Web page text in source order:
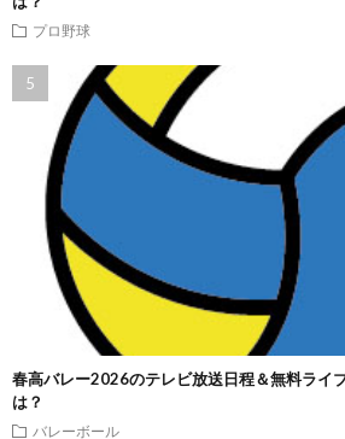
プロ野球
春高バレー2026のテレビ放送日程＆無料ライ
は？
バレーボール